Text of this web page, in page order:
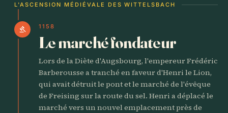
L'ASCENSION MÉDIÉVALE DES WITTELSBACH
gavel 1158
Le marché fondateur
Lors de la Diète d'Augsbourg, l'empereur Frédéric
Barberousse a tranché en faveur d'Henri le Lion,
qui avait détruit le pont et le marché de l'évêque
de Freising sur la route du sel. Henri a déplacé le
marché vers un nouvel emplacement près de